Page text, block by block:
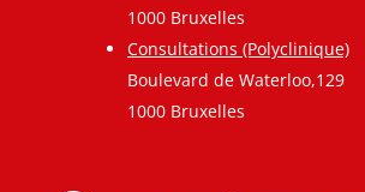
1000 Bruxelles
Consultations (Polyclinique)
Boulevard de Waterloo,129
1000 Bruxelles